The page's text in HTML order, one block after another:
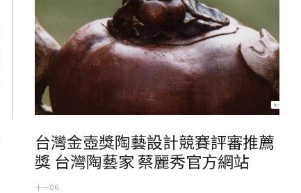
台灣金壺獎陶藝設計競賽評審推薦
獎 台灣陶藝家 蔡麗秀官方網站
十一 06